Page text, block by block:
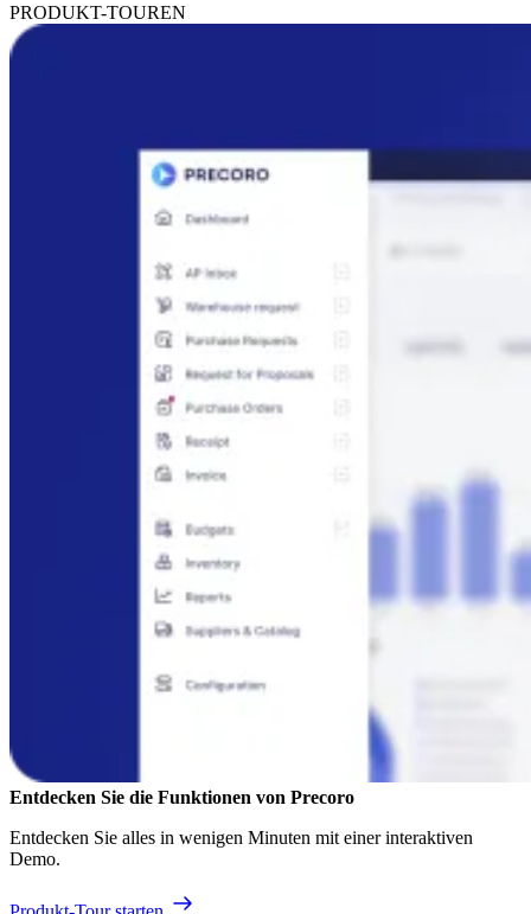
PRODUKT-TOUREN
Entdecken Sie die Funktionen von Precoro
Entdecken Sie alles in wenigen Minuten mit einer interaktiven
Demo.